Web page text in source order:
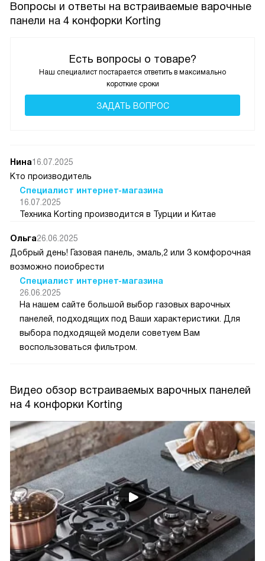
Вопросы и ответы на встраиваемые варочные
панели на 4 конфорки Korting
Есть вопросы о товаре?
Наш специалист постарается ответить в максимально
короткие сроки
ЗАДАТЬ ВОПРОС
Нина16.07.2025
Кто производитель
Специалист интернет-магазина
16.07.2025
Техника Korting производится в Турции и Китае
Ольга26.06.2025
Добрый день! Газовая панель, эмаль,2 или 3 комфорочная
возможно поиобрести
Специалист интернет-магазина
26.06.2025
На нашем сайте большой выбор газовых варочных
панелей, подходящих под Ваши характеристики. Для
выбора подходящей модели советуем Вам
воспользоваться фильтром.
Видео обзор встраиваемых варочных панелей
на 4 конфорки Korting